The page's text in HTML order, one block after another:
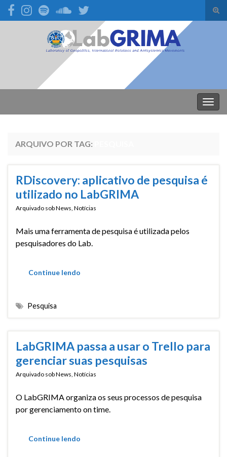
Search for:
ARQUIVO POR TAG:
RDiscovery: aplicativo de pesquisa é
utilizado no LabGRIMA
Arquivado sobNews, Notícias
Mais uma ferramenta de pesquisa é utilizada pelos
pesquisadores do Lab.
Continue lendo
Pesquisa
LabGRIMA passa a usar o Trello para
gerenciar suas pesquisas
Arquivado sobNews, Notícias
O LabGRIMA organiza os seus processos de pesquisa
por gerenciamento on time.
Continue lendo